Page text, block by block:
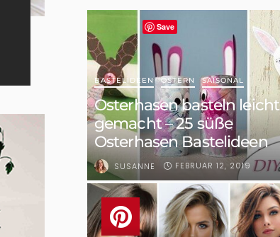
Save
BASTELIDEEN OSTERN SAISONAL
Osterhasen basteln leicht
gemacht – 25 süße
Osterhasen Bastelideen
SUSANNE FEBRUAR 12, 2019